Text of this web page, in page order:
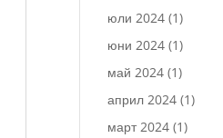
юли 2024 (1)
юни 2024 (1)
май 2024 (1)
април 2024 (1)
март 2024 (1)